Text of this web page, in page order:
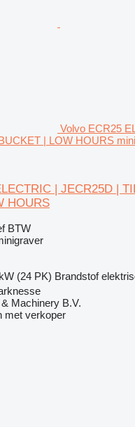
Volvo ECR25
| LOW HOURS
| JECR25D |
HOURS
BTW
(24 PK) Brandstof
Machinery B.V.
met verkoper